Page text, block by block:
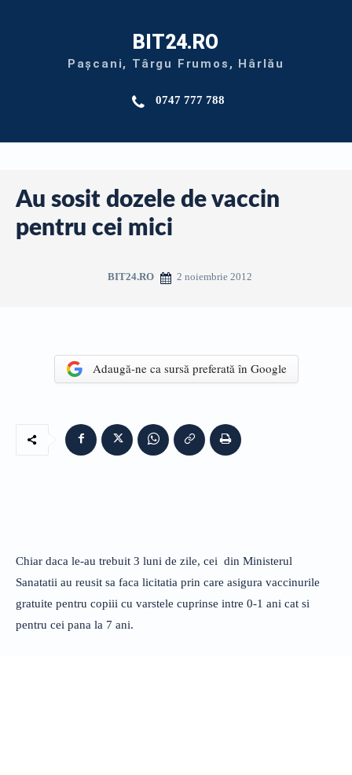
BIT24.RO
Pașcani, Târgu Frumos, Hârlău
0747 777 788
Au sosit dozele de vaccin
pentru cei mici
BIT24.RO 2 noiembrie 2012
Adaugă-ne ca sursă preferată în Google
Chiar daca le-au trebuit 3 luni de zile, cei din Ministerul
Sanatatii au reusit sa faca licitatia prin care asigura vaccinurile
gratuite pentru copiii cu varstele cuprinse intre 0-1 ani cat si
pentru cei pana la 7 ani.